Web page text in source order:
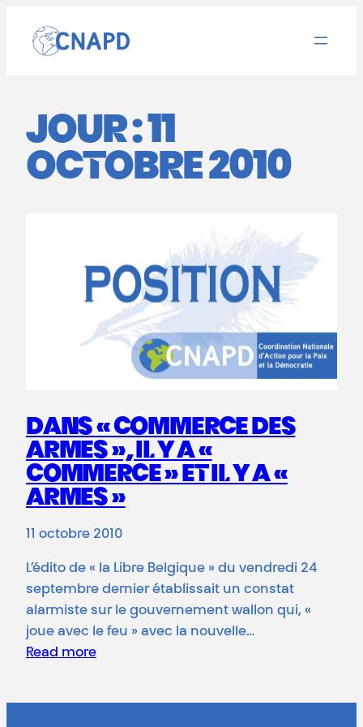
contenu
JOUR :11
OCTOBRE 2010
DANS « COMMERCE DES
ARMES », IL Y A «
COMMERCE » ET IL Y A «
ARMES »
11 octobre 2010
L’édito de « la Libre Belgique » du vendredi 24
septembre dernier établissait un constat
alarmiste sur le gouvernement wallon qui, «
joue avec le feu » avec la nouvelle…
Read more